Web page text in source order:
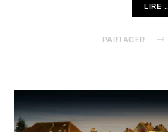
LIRE
PARTAGER